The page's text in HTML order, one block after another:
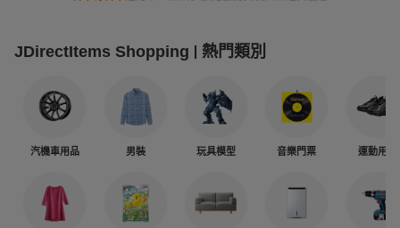
JDirectItems Shopping 熱門類別
汽機車用品 男裝 玩具模型 音樂門票 運動用品